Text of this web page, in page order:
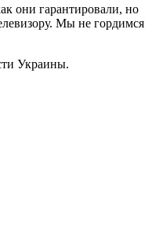
они гарантировали, но
Мы не гордимся
Украины.